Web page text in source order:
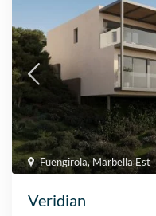
Fuengirola,Marbella Est
Veridian